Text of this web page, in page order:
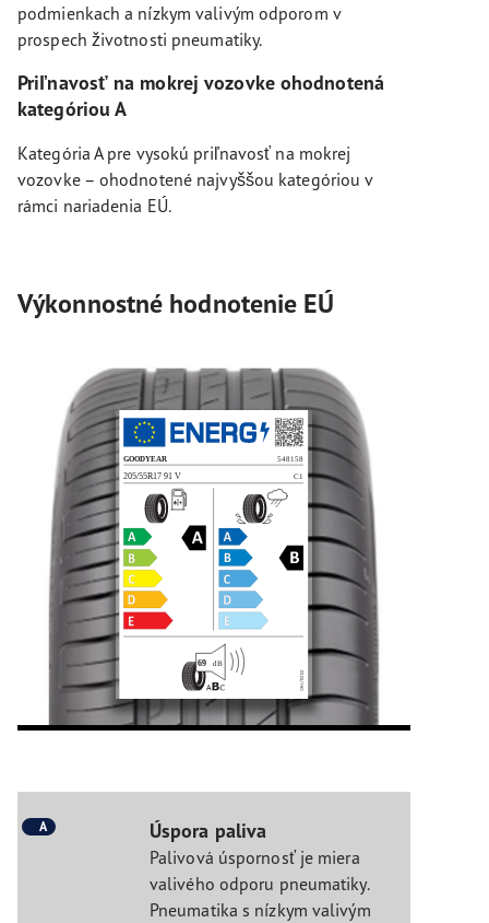
podmienkach a nízkym valivým odporom v
prospech životnosti pneumatiky.
Priľnavosť na mokrej vozovke ohodnotená
kategóriou A
Kategória A pre vysokú priľnavosť na mokrej
vozovke – ohodnotené najvyššou kategóriou v
rámci nariadenia EÚ.
Výkonnostné hodnotenie EÚ
A Úspora paliva
Palivová úspornosť je miera
valivého odporu pneumatiky.
Pneumatika s nízkym valivým